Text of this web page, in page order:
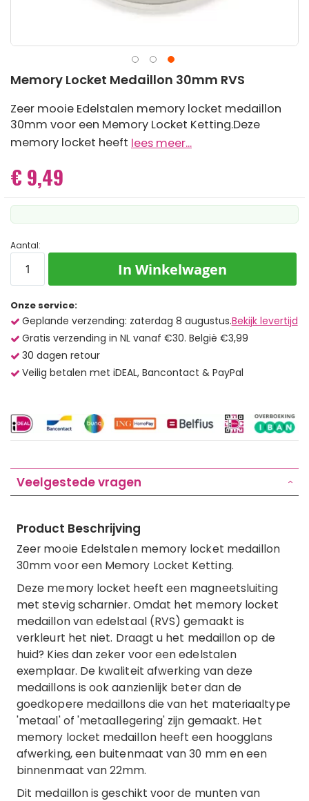
Ga
het
begin
van
de
afbeeldingen-
Memory Locket Medaillon 30mm RVS
Zeer mooie Edelstalen memory locket medaillon
30mm voor een Memory Locket Ketting.Deze
memory locket heeft lees meer...
€ 9,49
Aantal:
In Winkelwagen
Onze service:
Geplande verzending: zaterdag 8 augustus.Bekijk levertijd
Gratis verzending in NL vanaf €30. België €3,99
30 dagen retour
Veilig betalen met iDEAL, Bancontact & PayPal
Veelgestede vragen
Product Beschrijving
Zeer mooie Edelstalen memory locket medaillon
30mm voor een Memory Locket Ketting.
Deze memory locket heeft een magneetsluiting
met stevig scharnier. Omdat het memory locket
medaillon van edelstaal (RVS) gemaakt is
verkleurt het niet. Draagt u het medaillon op de
huid? Kies dan zeker voor een edelstalen
exemplaar. De kwaliteit afwerking van deze
medaillons is ook aanzienlijk beter dan de
goedkopere medaillons die van het materiaaltype
'metaal' of 'metaallegering' zijn gemaakt. Het
memory locket medaillon heeft een hoogglans
afwerking, een buitenmaat van 30 mm en een
binnenmaat van 22mm.
Dit medaillon is geschikt voor de munten van